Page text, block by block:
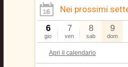
Nei prossimi
6
gio
7
ven
8
sab
9
dom
Apri il calendario